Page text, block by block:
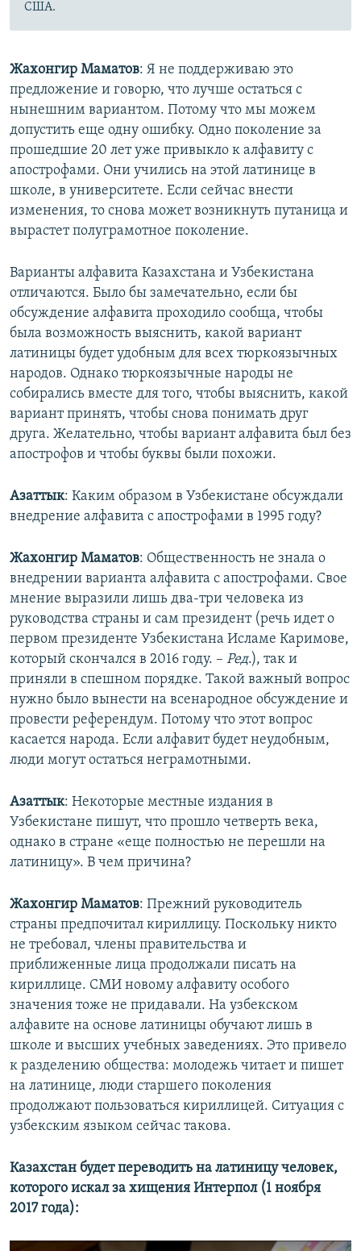
США.
Жахонгир Маматов: Я не поддерживаю это
предложение и говорю, что лучше остаться с
нынешним вариантом. Потому что мы можем
допустить еще одну ошибку. Одно поколение за
прошедшие 20 лет уже привыкло к алфавиту с
апострофами. Они учились на этой латинице в
школе, в университете. Если сейчас внести
изменения, то снова может возникнуть путаница и
вырастет полуграмотное поколение.
Варианты алфавита Казахстана и Узбекистана
отличаются. Было бы замечательно, если бы
обсуждение алфавита проходило сообща, чтобы
была возможность выяснить, какой вариант
латиницы будет удобным для всех тюркоязычных
народов. Однако тюркоязычные народы не
собирались вместе для того, чтобы выяснить, какой
вариант принять, чтобы снова понимать друг
друга. Желательно, чтобы вариант алфавита был без
апострофов и чтобы буквы были похожи.
Азаттык: Каким образом в Узбекистане обсуждали
внедрение алфавита с апострофами в 1995 году?
Жахонгир Маматов: Общественность не знала о
внедрении варианта алфавита с апострофами. Свое
мнение выразили лишь два-три человека из
руководства страны и сам президент (речь идет о
первом президенте Узбекистана Исламе Каримове,
который скончался в 2016 году. – Ред.), так и
приняли в спешном порядке. Такой важный вопрос
нужно было вынести на всенародное обсуждение и
провести референдум. Потому что этот вопрос
касается народа. Если алфавит будет неудобным,
люди могут остаться неграмотными.
Азаттык: Некоторые местные издания в
Узбекистане пишут, что прошло четверть века,
однако в стране «еще полностью не перешли на
латиницу». В чем причина?
Жахонгир Маматов: Прежний руководитель
страны предпочитал кириллицу. Поскольку никто
не требовал, члены правительства и
приближенные лица продолжали писать на
кириллице. СМИ новому алфавиту особого
значения тоже не придавали. На узбекском
алфавите на основе латиницы обучают лишь в
школе и высших учебных заведениях. Это привело
к разделению общества: молодежь читает и пишет
на латинице, люди старшего поколения
продолжают пользоваться кириллицей. Ситуация с
узбекским языком сейчас такова.
Казахстан будет переводить на латиницу человек,
которого искал за хищения Интерпол (1 ноября
2017 года):